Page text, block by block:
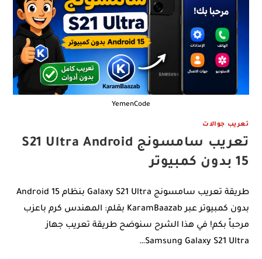
YemenCode
تعريب جوالات
تعريب سامسونج S21 Ultra Android
15 بدون كمبيوتر
طريقة تعريب سامسونج Galaxy S21 Ultra بنظام Android 15
بدون كمبيوتر عبر KaramBaazab بقلم: المهندس كرم باعزب
مرحباً بكم! في هذا الشرح سنوضح طريقة تعريب جهاز
Samsung Galaxy S21 Ultra…